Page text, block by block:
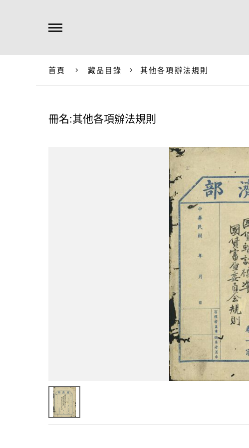
首頁 藏品目錄 其他各項辦法規則
冊名:其他各項辦法規則